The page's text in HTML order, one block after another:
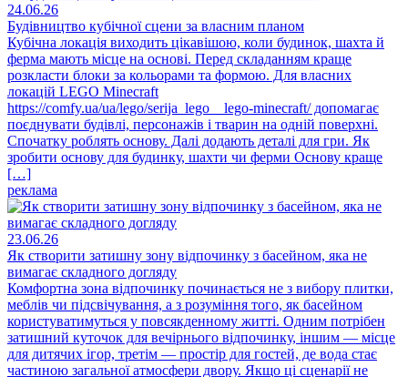
24.06.26
Будівництво кубічної сцени за власним планом
Кубічна локація виходить цікавішою, коли будинок, шахта й
ферма мають місце на основі. Перед складанням краще
розкласти блоки за кольорами та формою. Для власних
локацій LEGO Minecraft
https://comfy.ua/ua/lego/serija_lego__lego-minecraft/ допомагає
поєднувати будівлі, персонажів і тварин на одній поверхні.
Спочатку роблять основу. Далі додають деталі для гри. Як
зробити основу для будинку, шахти чи ферми Основу краще
[…]
реклама
23.06.26
Як створити затишну зону відпочинку з басейном, яка не
вимагає складного догляду
Комфортна зона відпочинку починається не з вибору плитки,
меблів чи підсвічування, а з розуміння того, як басейном
користуватимуться у повсякденному житті. Одним потрібен
затишний куточок для вечірнього відпочинку, іншим — місце
для дитячих ігор, третім — простір для гостей, де вода стає
частиною загальної атмосфери двору. Якщо ці сценарії не